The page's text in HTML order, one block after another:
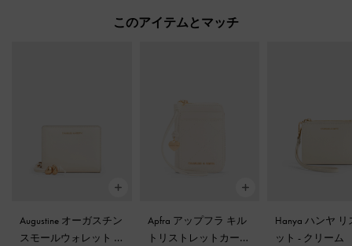
このアイテムとマッチ
Augustine オーガスチン
スモールウォレット -
Apfra アップフラ キル
トリストレットカード
Hanya ハンヤ リ
ット- クリーム